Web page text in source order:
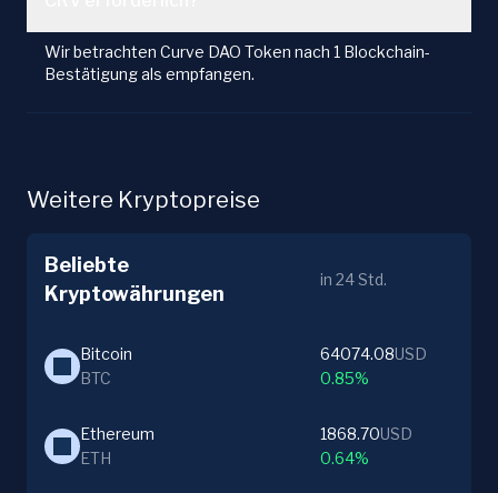
Wir betrachten Curve DAO Token nach 1 Blockchain-
Bestätigung als empfangen.
Weitere Kryptopreise
Beliebte
Kryptowährungen
in 24 Std.
Bitcoin
BTC
64074.08USD
0.85%
Ethereum
ETH
1868.70USD
0.64%